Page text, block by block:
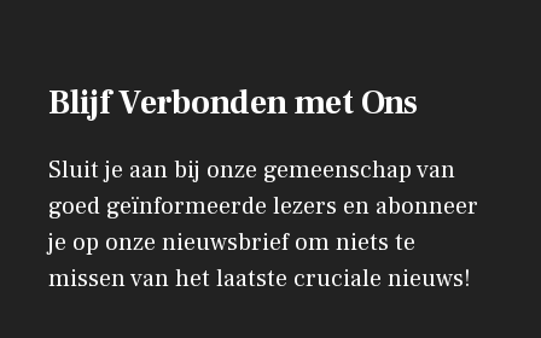
Blijf Verbonden met Ons
Sluit je aan bij onze gemeenschap van
goed geïnformeerde lezers en abonneer
je op onze nieuwsbrief om niets te
missen van het laatste cruciale nieuws!